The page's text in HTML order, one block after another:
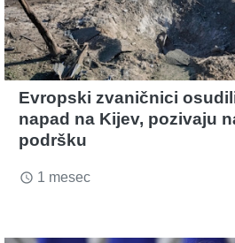
Evropski zvaničnici
napad na Kijev, pozivaju
podršku
access_time 1 mesec